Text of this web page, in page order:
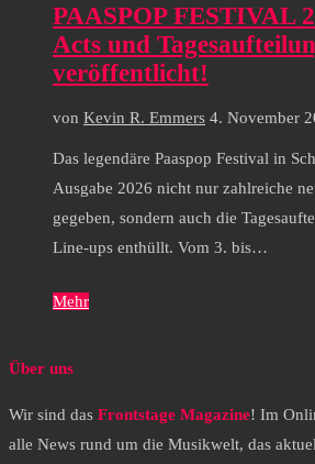
PAASPOP FESTIVAL
Acts und
veröffentlicht!
von Kevin R. Emmers 4. November
Das legendäre Paaspop Festival in
Ausgabe 2026 nicht nur zahlreiche
gegeben, sondern auch die
Line-ups enthüllt. Vom 3. bis…
Mehr
Über uns
Wir sind das Frontstage Magazine! Im
alle News rund um die Musikwelt, das